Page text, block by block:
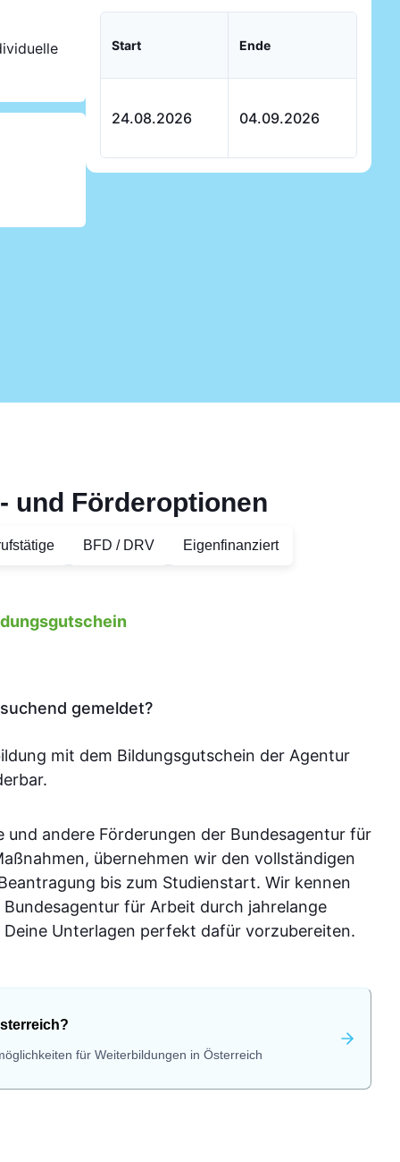
Start Ende
24.08.2026 04.09.2026
und Förderoptionen
BFD / DRV Eigenfinanziert
gemeldet?
mit dem Bildungsgutschein der Agentur
und andere Förderungen der Bundesagentur für
übernehmen wir den vollständigen
bis zum Studienstart. Wir kennen
für Arbeit durch jahrelange
Unterlagen perfekt dafür vorzubereiten.
für Weiterbildungen in Österreich